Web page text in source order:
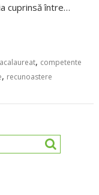
cuprinsă între…
, competente
, recunoastere